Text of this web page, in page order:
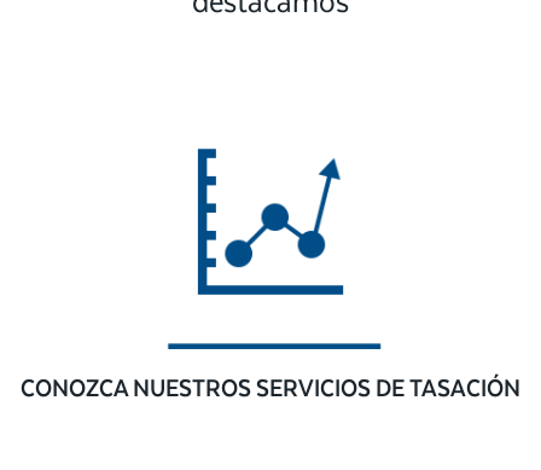
CONOZCA NUESTROS SERVICIOS DE TASACIÓN